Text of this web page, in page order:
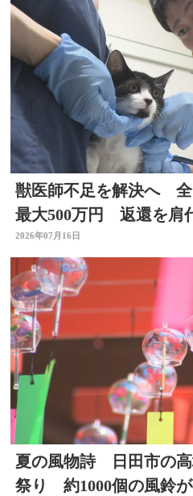
獣医師不足を解決へ
最大500万円 返還を
2026年07月16日
夏の風物詩 日田市の
祭り 約1000個の風鈴